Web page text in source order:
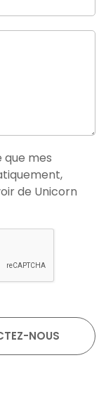
mes
de Unicorn